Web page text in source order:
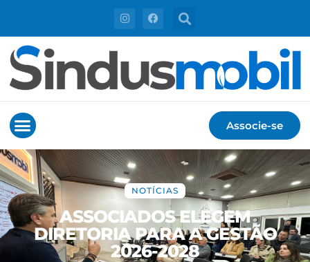
Associe-se
NOTÍCIAS
ASSOCIADOS ELEGEM
DIRETORIA PARA A GESTÃO
2026-2028